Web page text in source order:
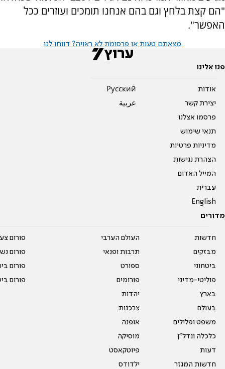
"הם קצת בלחץ וגם בהם אנחנו תומכים ועוזרים ככל
האפשר".
מצאתם טעות או פרסומת לא ראויה? דווחו לנו
פנו אלינו
אודות
יצירת קשר
פרסמו אצלנו
תנאי שימוש
מדיניות פרטיות
הצהרת נגישות
המייל האדום
עברית
English
Pусский
عربية
מדורים
חדשות
מבזקים
ביטחוני
פוליטי-מדיני
בארץ
בעולם
משפט ופלילים
כלכלה ונדל"ן
דעות
חדשות המגזר
העולם הערבי
תרבות ופנאי
ספורט
פורומים
יהדות
צרכנות
אופנה
מוסיקה
פיוטקאסט
ילדודס
פורום
פורום
פורום
פורום